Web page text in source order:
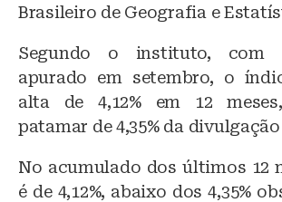
Brasileiro de Geografia e
Segundo o instituto, com
apurado em setembro, o
alta de 4,12% em 12
patamar de 4,35% da
No acumulado dos últimos 12
é de 4,12%, abaixo dos 4,35%